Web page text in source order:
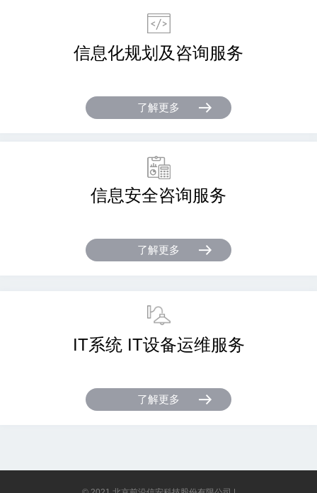
信息化规划及咨询服务
了解更多
信息安全咨询服务
了解更多
IT系统 IT设备运维服务
了解更多